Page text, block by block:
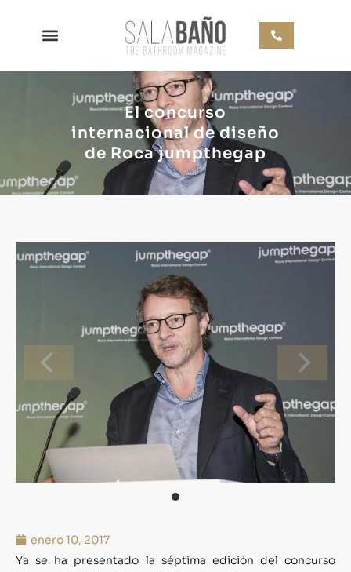
El concurso
internacional de diseño
de Roca jumpthegap
enero 10, 2017
Ya se ha presentado la séptima edición del concurso